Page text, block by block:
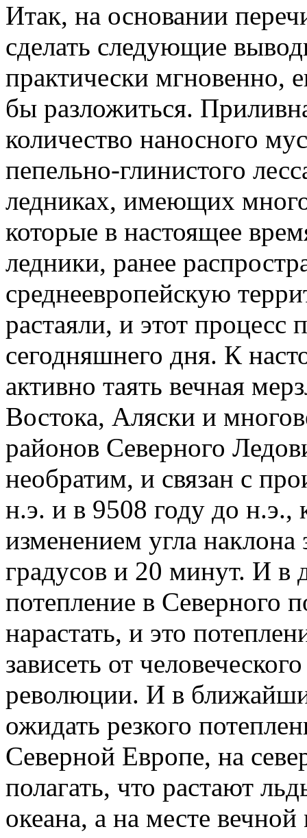
Итак, на основании
сделать следующие
практически мгновенно,
бы разложиться.
количество наносного
пепельно-глинистого
ледниках, имеющих
которые в настоящее
ледники, ранее
среднеевропейскую
растаяли, и этот процесс
сегодняшнего дня. К
активно таять вечная
Востока, Аляски и
районов Северного
необратим, и связан с
н.э. и в 9508 году до
изменением угла
градусов и 20 минут. И в
потепление в Северного
нарастать, и это
зависеть от
революции. И в
ожидать резкого
Северной Европе, на
полагать, что растают
океана, а на месте